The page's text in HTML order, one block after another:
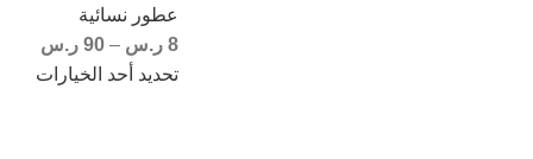
عطور نسائية
8 ر.س –
90 ر.س
تحديد أحد الخيارات